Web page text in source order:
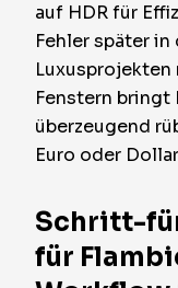
auf HDR für
Fehler später
Fenstern bringt
überzeugend
Euro oder
Schritt-
für